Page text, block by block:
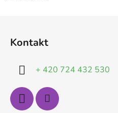
Kontakt
+ 420 724 432 530